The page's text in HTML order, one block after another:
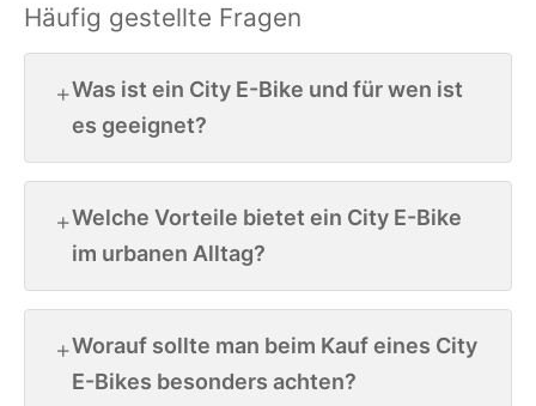
Häufig gestellte Fragen
Was ist ein City E-Bike und für wen ist
es geeignet?
Welche Vorteile bietet ein City E-Bike
im urbanen Alltag?
Worauf sollte man beim Kauf eines City
E-Bikes besonders achten?